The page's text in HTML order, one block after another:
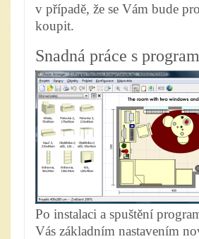
v případě, že se Vám bude
koupit.
Snadná práce s
Po instalaci a spuštění
Vás základním nastavením